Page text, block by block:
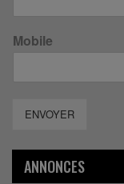
Mobile
ENVOYER
ANNONCES